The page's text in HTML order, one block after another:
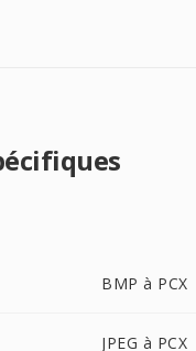
BMP à PCX
JPEG à PCX